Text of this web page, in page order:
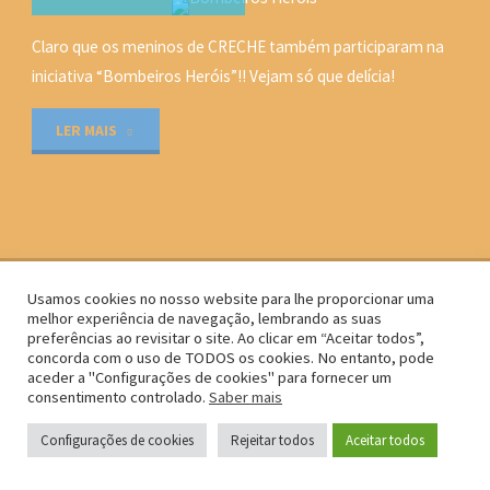
COLÉGIO QUINTA DO
MAR / NOTÍCIAS
Claro que os meninos de CRECHE também participaram na
iniciativa “Bombeiros Heróis”!! Vejam só que delícia!
LER MAIS
Powered byKahuna&WordPress.
Copyright © Colégio Quinta do Mar | Todos os direitos reservados.
Usamos cookies no nosso website para lhe proporcionar uma
melhor experiência de navegação, lembrando as suas
preferências ao revisitar o site. Ao clicar em “Aceitar todos”,
concorda com o uso de TODOS os cookies. No entanto, pode
aceder a "Configurações de cookies" para fornecer um
consentimento controlado. Saber mais
Configurações de cookies Rejeitar todos Aceitar todos